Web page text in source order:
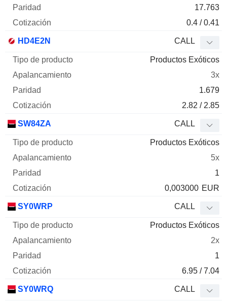
17.763
0.4 / 0.41
HD4E2N CALL
Productos Exóticos
3x
1.679
2.82 / 2.85
SW84ZA CALL
Productos Exóticos
5x
1
0,003000 EUR
SY0WRP CALL
Productos Exóticos
2x
1
6.95 / 7.04
SY0WRQ CALL